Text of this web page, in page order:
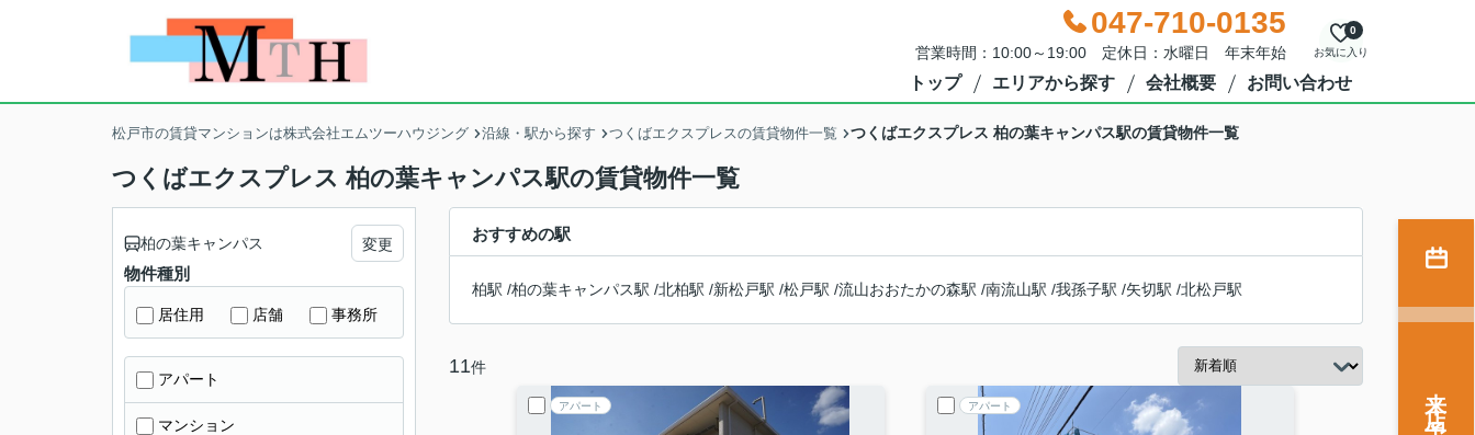
047-710-0135
営業時間：10:00～19:00 定休日：水曜日 年末年始 お気に入り
0
トップ エリアから探す 会社概要 お問い合わせ
松戸市の賃貸マンションは株式会社エムツーハウジング 沿線・駅から探す つくばエクスプレスの賃貸物件一覧 つくばエクスプレス 柏の葉キャンパス駅の賃貸物件一覧
つくばエクスプレス 柏の葉キャンパス駅の賃貸物件一覧
おすすめの駅
柏駅 /柏の葉キャンパス駅 /北柏駅 /新松戸駅 /松戸駅 /流山おおたかの森駅 /南流山駅 /我孫子駅 /矢切駅 /北松戸駅
11件
アパート アパート
柏の葉キャンパス 変更
物件種別
居住用 店舗 事務所
アパート
マンション 来店予約